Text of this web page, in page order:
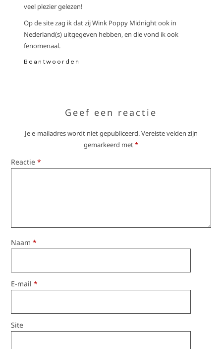
veel plezier gelezen!
Op de site zag ik dat zij Wink Poppy Midnight ook in
Nederland(s) uitgegeven hebben, en die vond ik ook
fenomenaal.
Beantwoorden
Geef een reactie
Je e-mailadres wordt niet gepubliceerd.Vereiste velden zijn
gemarkeerd met*
Reactie*
Naam*
E-mail*
Site